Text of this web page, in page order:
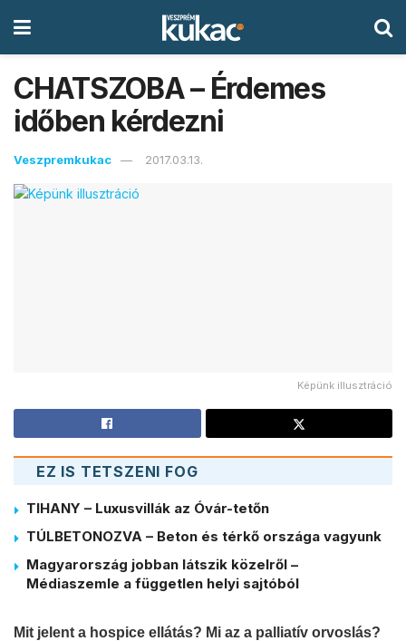
CHATSZOBA – Érdemes
időben kérdezni
Veszpremkukac 2017.03.13.
Képünk illusztráció
EZ IS TETSZENI FOG
TIHANY – Luxusvillák az Óvár-tetőn
TÚLBETONOZVA – Beton és térkő országa vagyunk
Magyarország jobban látszik közelről –
Médiaszemle a független helyi sajtóból
Mit jelent a hospice ellátás? Mi az a palliatív orvoslás?